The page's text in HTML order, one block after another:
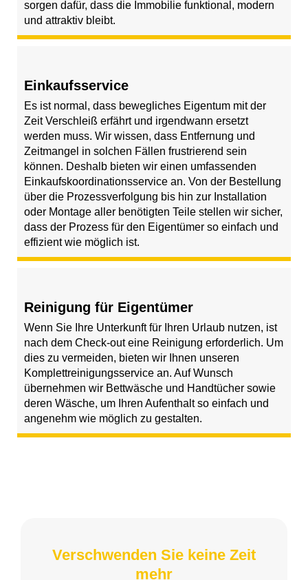
sorgen dafür, dass die Immobilie funktional, modern
und attraktiv bleibt.
Einkaufsservice
Es ist normal, dass bewegliches Eigentum mit der
Zeit Verschleiß erfährt und irgendwann ersetzt
werden muss. Wir wissen, dass Entfernung und
Zeitmangel in solchen Fällen frustrierend sein
können. Deshalb bieten wir einen umfassenden
Einkaufskoordinationsservice an. Von der Bestellung
über die Prozessverfolgung bis hin zur Installation
oder Montage aller benötigten Teile stellen wir sicher,
dass der Prozess für den Eigentümer so einfach und
effizient wie möglich ist.
Reinigung für Eigentümer
Wenn Sie Ihre Unterkunft für Ihren Urlaub nutzen, ist
nach dem Check-out eine Reinigung erforderlich. Um
dies zu vermeiden, bieten wir Ihnen unseren
Komplettreinigungsservice an. Auf Wunsch
übernehmen wir Bettwäsche und Handtücher sowie
deren Wäsche, um Ihren Aufenthalt so einfach und
angenehm wie möglich zu gestalten.
Verschwenden Sie keine Zeit
mehr